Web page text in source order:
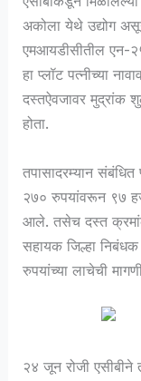
अकोला येथे उद्योग
एमआयडीसीतील एन-
हा प्लॉट पत्नीच्या
दस्तऐवजावर मुद्रांक
होता.
तपासादरम्यान
२७० रुपयांवरून ९७
आले. तसेच दस्त
सहायक जिल्हा
रुपयांच्या लाचेची
२४ जून रोजी